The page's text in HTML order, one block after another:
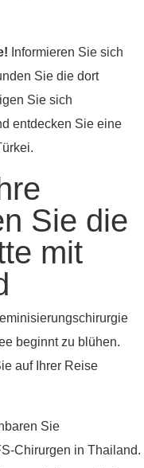
Informieren Sie sich
Sie die dort
Sie sich
entdecken Sie eine
Sie die
mit
beginnt zu blühen.
auf Ihrer Reise
Sie
Chirurgen in Thailand.